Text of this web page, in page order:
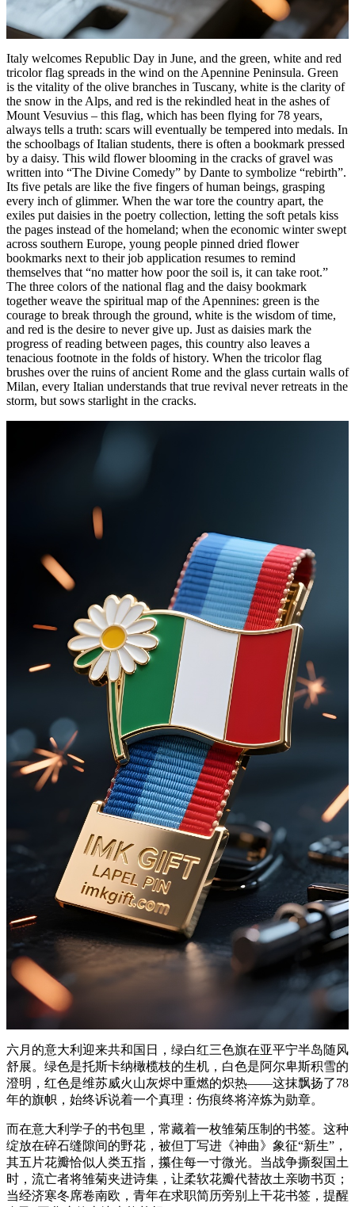
Italy welcomes Republic Day in June, and the green, white and red
tricolor flag spreads in the wind on the Apennine Peninsula. Green
is the vitality of the olive branches in Tuscany, white is the clarity of
the snow in the Alps, and red is the rekindled heat in the ashes of
Mount Vesuvius – this flag, which has been flying for 78 years,
always tells a truth: scars will eventually be tempered into medals. In
the schoolbags of Italian students, there is often a bookmark pressed
by a daisy. This wild flower blooming in the cracks of gravel was
written into “The Divine Comedy” by Dante to symbolize “rebirth”.
Its five petals are like the five fingers of human beings, grasping
every inch of glimmer. When the war tore the country apart, the
exiles put daisies in the poetry collection, letting the soft petals kiss
the pages instead of the homeland; when the economic winter swept
across southern Europe, young people pinned dried flower
bookmarks next to their job application resumes to remind
themselves that “no matter how poor the soil is, it can take root.”
The three colors of the national flag and the daisy bookmark
together weave the spiritual map of the Apennines: green is the
courage to break through the ground, white is the wisdom of time,
and red is the desire to never give up. Just as daisies mark the
progress of reading between pages, this country also leaves a
tenacious footnote in the folds of history. When the tricolor flag
brushes over the ruins of ancient Rome and the glass curtain walls of
Milan, every Italian understands that true revival never retreats in the
storm, but sows starlight in the cracks.
六月的意大利迎来共和国日，绿白红三色旗在亚平宁半岛随风
舒展。绿色是托斯卡纳橄榄枝的生机，白色是阿尔卑斯积雪的
澄明，红色是维苏威火山灰烬中重燃的炽热——这抹飘扬了78
年的旗帜，始终诉说着一个真理：伤痕终将淬炼为勋章。
而在意大利学子的书包里，常藏着一枚雏菊压制的书签。这种
绽放在碎石缝隙间的野花，被但丁写进《神曲》象征“新生”，
其五片花瓣恰似人类五指，攥住每一寸微光。当战争撕裂国土
时，流亡者将雏菊夹进诗集，让柔软花瓣代替故土亲吻书页；
当经济寒冬席卷南欧，青年在求职简历旁别上干花书签，提醒